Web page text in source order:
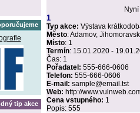
tip akce
1
Typ akce: Výstava
Město:Adamov,
Místo: 1
Termín: 15.01.2020 -
Čas: 1
Pořadatel: 555-666-0606
Telefon: 555-666-0606
E-mail: sample@email.tst
Web: http://
Cena vstupného: 1
Popis: 555